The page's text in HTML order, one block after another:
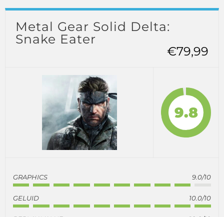
Metal Gear Solid Delta:
Snake Eater
€79,99
9.8
GRAPHICS 9.0/10
GELUID 10.0/10